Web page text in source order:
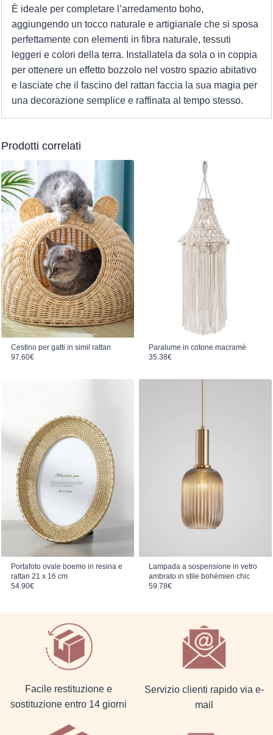
È ideale per completare l’arredamento boho,
aggiungendo un tocco naturale e artigianale che si sposa
perfettamente con elementi in fibra naturale, tessuti
leggeri e colori della terra. Installatela da sola o in coppia
per ottenere un effetto bozzolo nel vostro spazio abitativo
e lasciate che il fascino del rattan faccia la sua magia per
una decorazione semplice e raffinata al tempo stesso.
Prodotti correlati
Cestino per gatti in simil rattan
97.60€
Paralume in cotone macramè
35.38€
Portafoto ovale boemo in resina e
rattan 21 x 16 cm
54.90€
Lampada a sospensione in vetro
ambrato in stile bohémien chic
59.78€
Facile restituzione e
sostituzione entro 14 giorni
Servizio clienti rapido via e-
mail